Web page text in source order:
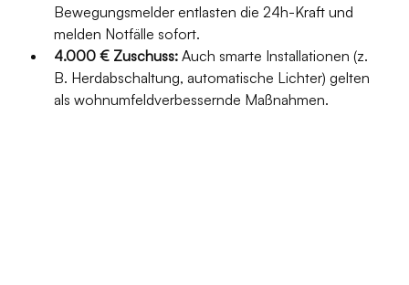
Bewegungsmelder entlasten die 24h-Kraft und
melden Notfälle sofort.
4.000 € Zuschuss: Auch smarte Installationen (z.
B. Herdabschaltung, automatische Lichter) gelten
als wohnumfeldverbessernde Maßnahmen.